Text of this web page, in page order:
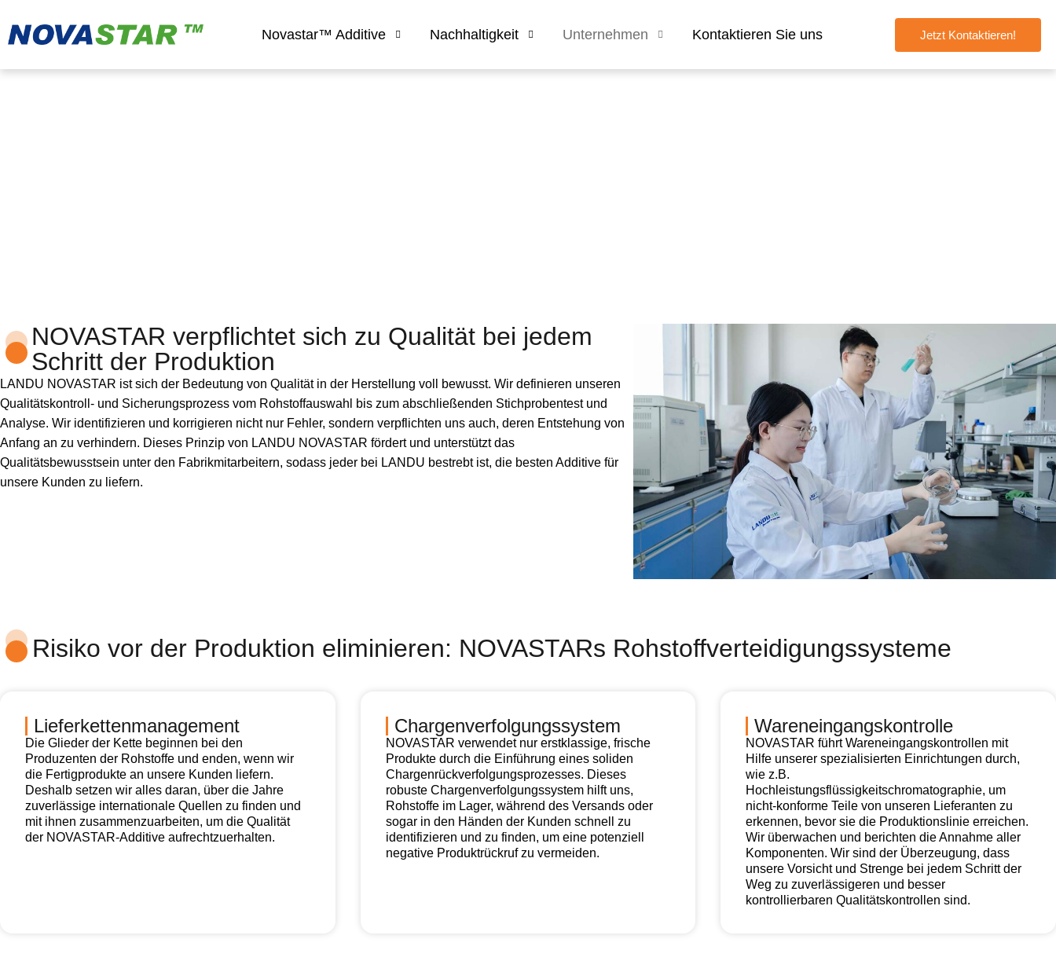
Novastar™ Additive Nachhaltigkeit Unternehmen Kontaktieren Sie uns Jetzt Kontaktieren!
NOVASTAR verpflichtet sich zu Qualität bei jedem
Schritt der Produktion
LANDU NOVASTAR ist sich der Bedeutung von Qualität in der Herstellung voll bewusst. Wir definieren unseren
Qualitätskontroll- und Sicherungsprozess vom Rohstoffauswahl bis zum abschließenden Stichprobentest und
Analyse. Wir identifizieren und korrigieren nicht nur Fehler, sondern verpflichten uns auch, deren Entstehung von
Anfang an zu verhindern. Dieses Prinzip von LANDU NOVASTAR fördert und unterstützt das
Qualitätsbewusstsein unter den Fabrikmitarbeitern, sodass jeder bei LANDU bestrebt ist, die besten Additive für
unsere Kunden zu liefern.
Risiko vor der Produktion eliminieren: NOVASTARs Rohstoffverteidigungssysteme
Lieferkettenmanagement
Die Glieder der Kette beginnen bei den
Produzenten der Rohstoffe und enden, wenn wir
die Fertigprodukte an unsere Kunden liefern.
Deshalb setzen wir alles daran, über die Jahre
zuverlässige internationale Quellen zu finden und
mit ihnen zusammenzuarbeiten, um die Qualität
der NOVASTAR-Additive aufrechtzuerhalten.
Chargenverfolgungssystem
NOVASTAR verwendet nur erstklassige, frische
Produkte durch die Einführung eines soliden
Chargenrückverfolgungsprozesses. Dieses
robuste Chargenverfolgungssystem hilft uns,
Rohstoffe im Lager, während des Versands oder
sogar in den Händen der Kunden schnell zu
identifizieren und zu finden, um eine potenziell
negative Produktrückruf zu vermeiden.
Wareneingangskontrolle
NOVASTAR führt Wareneingangskontrollen mit
Hilfe unserer spezialisierten Einrichtungen durch,
wie z.B.
Hochleistungsflüssigkeitschromatographie, um
nicht-konforme Teile von unseren Lieferanten zu
erkennen, bevor sie die Produktionslinie erreichen.
Wir überwachen und berichten die Annahme aller
Komponenten. Wir sind der Überzeugung, dass
unsere Vorsicht und Strenge bei jedem Schritt der
Weg zu zuverlässigeren und besser
kontrollierbaren Qualitätskontrollen sind.